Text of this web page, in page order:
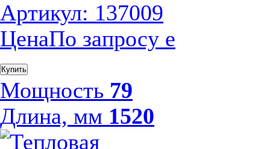
Артикул: 137009
ЦенаПо запросу е
Купить
Мощность 79
Длина, мм 1520